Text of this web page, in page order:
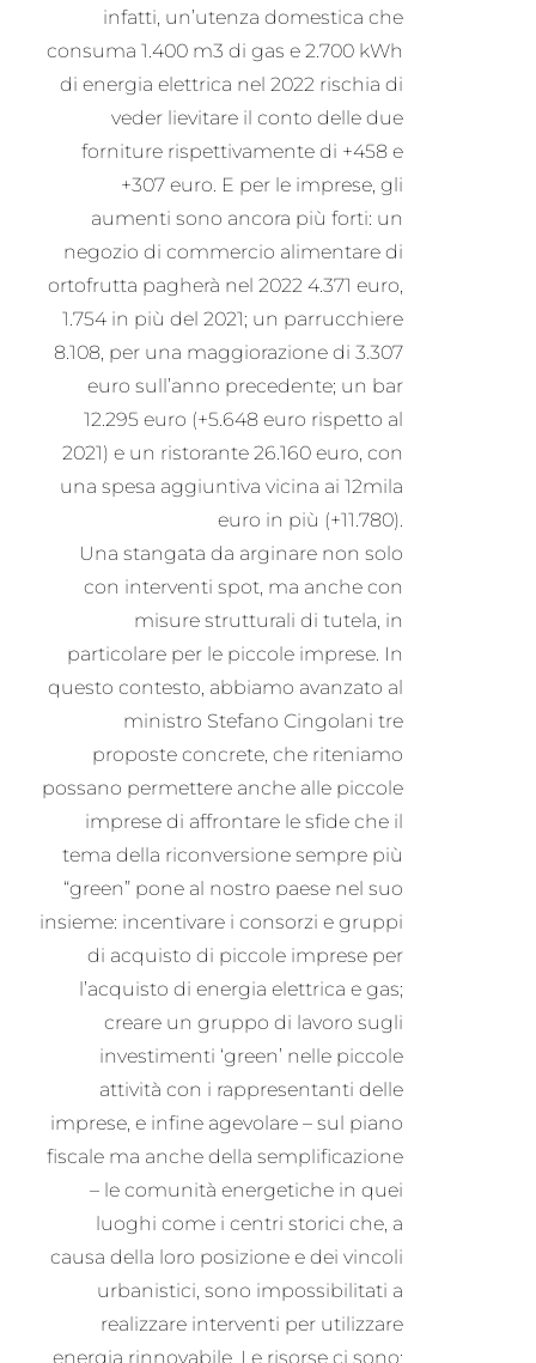
infatti, un’utenza domestica che
consuma 1.400 m3 di gas e 2.700 kWh
di energia elettrica nel 2022 rischia di
veder lievitare il conto delle due
forniture rispettivamente di +458 e
+307 euro. E per le imprese, gli
aumenti sono ancora più forti: un
negozio di commercio alimentare di
ortofrutta pagherà nel 2022 4.371 euro,
1.754 in più del 2021; un parrucchiere
8.108, per una maggiorazione di 3.307
euro sull’anno precedente; un bar
12.295 euro (+5.648 euro rispetto al
2021) e un ristorante 26.160 euro, con
una spesa aggiuntiva vicina ai 12mila
euro in più (+11.780).
Una stangata da arginare non solo
con interventi spot, ma anche con
misure strutturali di tutela, in
particolare per le piccole imprese. In
questo contesto, abbiamo avanzato al
ministro Stefano Cingolani tre
proposte concrete, che riteniamo
possano permettere anche alle piccole
imprese di affrontare le sfide che il
tema della riconversione sempre più
“green” pone al nostro paese nel suo
insieme: incentivare i consorzi e gruppi
di acquisto di piccole imprese per
l’acquisto di energia elettrica e gas;
creare un gruppo di lavoro sugli
investimenti ‘green’ nelle piccole
attività con i rappresentanti delle
imprese, e infine agevolare – sul piano
fiscale ma anche della semplificazione
– le comunità energetiche in quei
luoghi come i centri storici che, a
causa della loro posizione e dei vincoli
urbanistici, sono impossibilitati a
realizzare interventi per utilizzare
energia rinnovabile. Le risorse ci sono: